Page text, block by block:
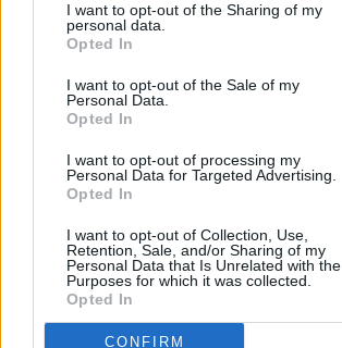
I want to opt-out of the Sharing of my
personal data.
Opted In
I want to opt-out of the Sale of my
Personal Data.
Opted In
I want to opt-out of processing my
Personal Data for Targeted Advertising.
Opted In
I want to opt-out of Collection, Use,
Retention, Sale, and/or Sharing of my
Personal Data that Is Unrelated with the
Purposes for which it was collected.
Opted In
CONFIRM
Dovolená u moře•Bazény